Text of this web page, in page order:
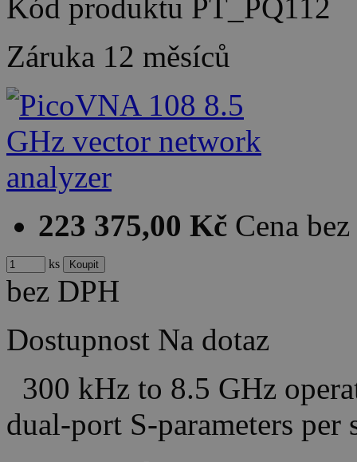
Kód produktu PT_PQ112
Záruka 12 měsíců
223 375,00 Kč Cena
ks
bez DPH
Dostupnost Na dotaz
300 kHz to 8.5 GHz
dual-port S-parameters